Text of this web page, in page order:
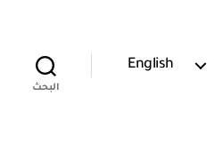
English
البحث